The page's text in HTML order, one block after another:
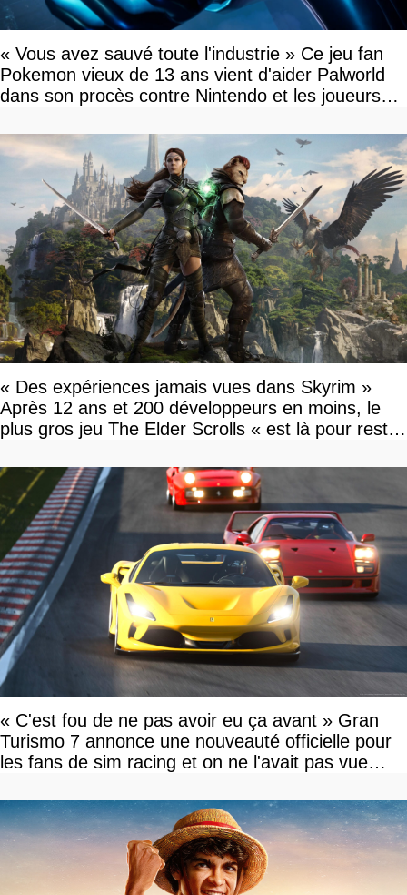
« Vous avez sauvé toute l'industrie » Ce jeu fan
Pokemon vieux de 13 ans vient d'aider Palworld
dans son procès contre Nintendo et les joueurs
« Des expériences jamais vues dans Skyrim »
Après 12 ans et 200 développeurs en moins, le
plus gros jeu The Elder Scrolls « est là pour rester
« C'est fou de ne pas avoir eu ça avant » Gran
Turismo 7 annonce une nouveauté officielle pour
les fans de sim racing et on ne l'avait pas vue